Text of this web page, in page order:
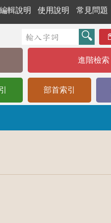
編輯說明 使用說明 常見問題
進階檢索
部首索引